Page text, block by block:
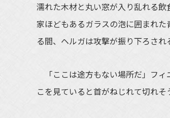
濡れた木材と丸い窓が入り乱れる
家ほどもあるガラスの泡に囲まれ
る間、ヘルガは攻撃が振り下ろされ
「ここは途方もない場所だ」フィ
こを見ていると首がねじれて切れそ